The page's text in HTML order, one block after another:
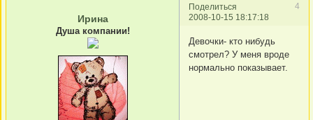
Поделиться
4
2008-10-15 18:17:18
Ирина
Душа компании!
Девочки- кто нибудь
смотрел? У меня вроде
нормально показывает.